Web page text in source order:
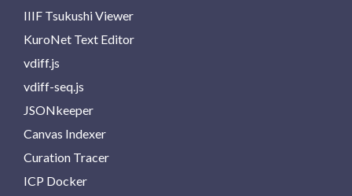
IIIF Tsukushi Viewer
KuroNet Text Editor
vdiff.js
vdiff-seq.js
JSONkeeper
Canvas Indexer
Curation Tracer
ICP Docker